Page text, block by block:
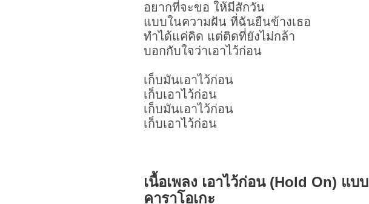
อยากที่จะขอ ให้มีสักวัน
แบบในความฝัน ที่ฉันยืนข้างเธอ
ทำได้แค่คิด แต่ติดที่ยังไม่กล้า
บอกกับใจว่าเอาไว้ก่อน
เก็บมันเอาไว้ก่อน
เก็บเอาไว้ก่อน
เก็บมันเอาไว้ก่อน
เก็บเอาไว้ก่อน
เนื้อเพลง เอาไว้ก่อน (Hold On) แบบ
คาราโอเกะ